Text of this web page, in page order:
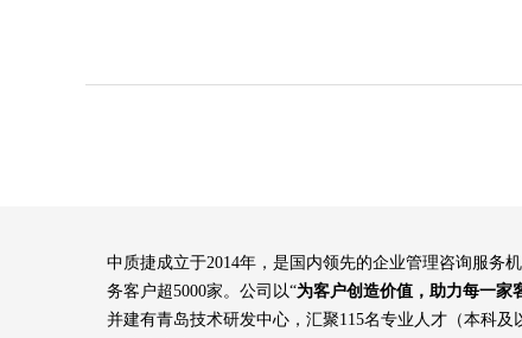
中质捷成立于2014年，是国内领先的企业管理咨询服务
务客户超5000家。公司以“为客户创造价值，助力每一家
并建有青岛技术研发中心，汇聚115名专业人才（本科